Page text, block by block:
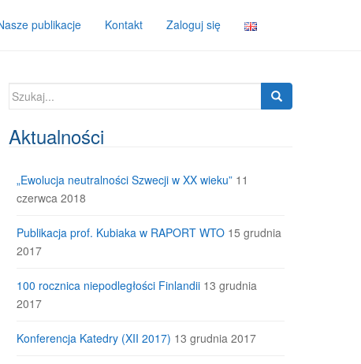
publikacje Kontakt Zaloguj się
Szukaj:
Aktualności
„Ewolucja neutralności Szwecji w XX wieku” 11
czerwca 2018
Publikacja prof. Kubiaka w RAPORT WTO 15 grudnia
2017
100 rocznica niepodległości Finlandii 13 grudnia
2017
Konferencja Katedry (XII 2017) 13 grudnia 2017